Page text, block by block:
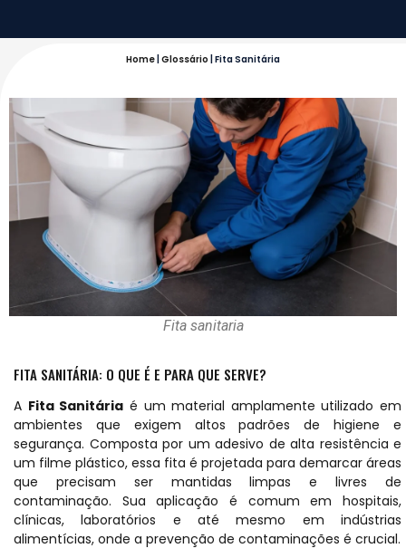
Home Glossário Fita Sanitária
Fita sanitaria
FITA SANITÁRIA: O QUE É E PARA QUE SERVE?
A Fita Sanitária é um material amplamente utilizado em
ambientes que exigem altos padrões de higiene e
segurança. Composta por um adesivo de alta resistência e
um filme plástico, essa fita é projetada para demarcar áreas
que precisam ser mantidas limpas e livres de
contaminação. Sua aplicação é comum em hospitais,
clínicas, laboratórios e até mesmo em indústrias
alimentícias, onde a prevenção de contaminações é crucial.